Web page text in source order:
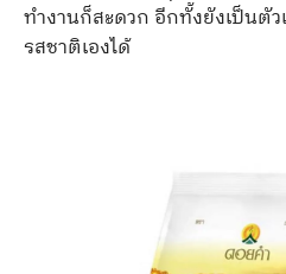
ทำงานก็สะดวก อีกทั้งยังเป็นตั
รสชาติเองได้